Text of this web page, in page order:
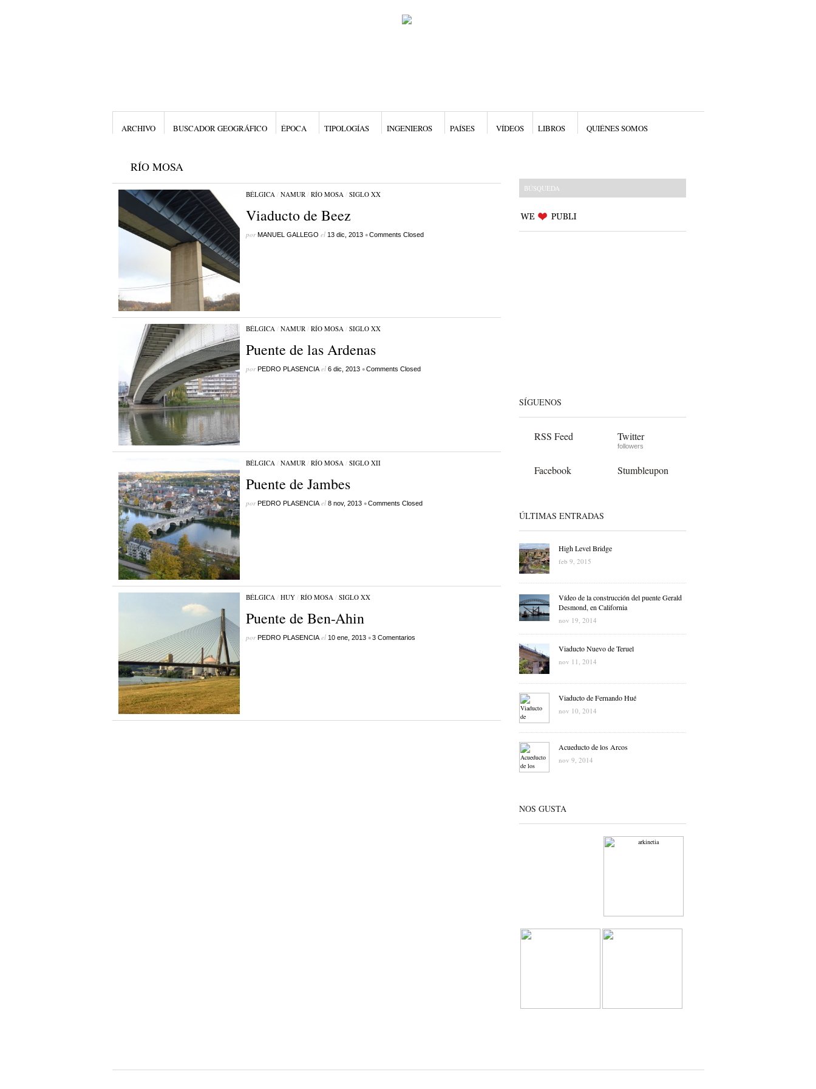
ARCHIVO BUSCADOR GEOGRÁFICO ÉPOCA TIPOLOGÍAS INGENIEROS PAÍSES VÍDEOS LIBROS QUIÉNES SOMOS
RÍO MOSA
BÉLGICA/ NAMUR/ RÍO MOSA/ SIGLO XX
Viaducto de Beez
porMANUEL GALLEGO el 13 dic, 2013 •Comments Closed
BÉLGICA/ NAMUR/ RÍO MOSA/ SIGLO XX
Puente de las Ardenas
porPEDRO PLASENCIAel 6 dic, 2013 •Comments Closed
BÉLGICA/ NAMUR/ RÍO MOSA/ SIGLO XII
Puente de Jambes
porPEDRO PLASENCIAel 8 nov, 2013 •Comments Closed
BÉLGICA/ HUY/ RÍO MOSA/ SIGLO XX
Puente de Ben-Ahin
porPEDRO PLASENCIAel 10 ene, 2013 •3 Comentarios
SÍGUENOS
RSS Feed Twitter
followers
Facebook Stumbleupon
ÚLTIMAS ENTRADAS
High Level Bridge
feb 9, 2015
Vídeo de la construcción del puente Gerald
Desmond, en California
nov 19, 2014
Viaducto Nuevo de Teruel
nov 11, 2014
Viaducto de Fernando Hué
nov 10, 2014
Acueducto de los Arcos
nov 9, 2014
NOS GUSTA